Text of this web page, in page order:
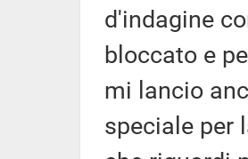
d'indagine
bloccato e
mi lancio
speciale per